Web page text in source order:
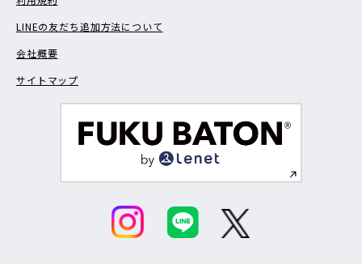
LINEの友だち追加方法について
会社概要
サイトマップ